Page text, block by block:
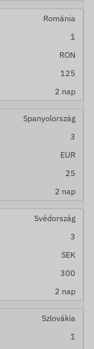
Románia
1
RON
125
2 nap
Spanyolország
3
EUR
25
2 nap
Svédország
3
SEK
300
2 nap
Szlovákia
1